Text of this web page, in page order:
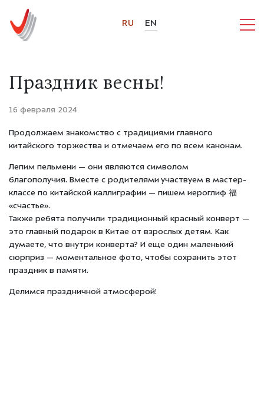
RU EN
Праздник весны!
16 февраля 2024
Продолжаем знакомство с традициями главного
китайского торжества и отмечаем его по всем канонам.
Лепим пельмени — они являются символом
благополучия. Вместе с родителями участвуем в мастер-
классе по китайской каллиграфии — пишем иероглиф 福
«счастье».
Также ребята получили традиционный красный конверт —
это главный подарок в Китае от взрослых детям. Как
думаете, что внутри конверта? И еще один маленький
сюрприз — моментальное фото, чтобы сохранить этот
праздник в памяти.
Делимся праздничной атмосферой!